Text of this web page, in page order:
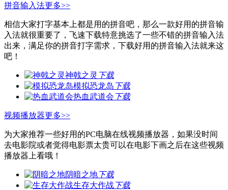
拼音输入法更多>>
相信大家打字基本上都是用的拼音吧，那么一款好用的拼音输
入法就很重要了，飞速下载特意挑选了一些不错的拼音输入法
出来，满足你的拼音打字需求，下载好用的拼音输入法就来这
吧！
神戟之灵 下载
模拟恐龙岛 下载
热血武道会 下载
视频播放器更多>>
为大家推荐一些好用的PC电脑在线视频播放器，如果没时间
去电影院或者觉得电影票太贵可以在电影下画之后在这些视频
播放器上看哦！
阴暗之地下载
生存大作战下载